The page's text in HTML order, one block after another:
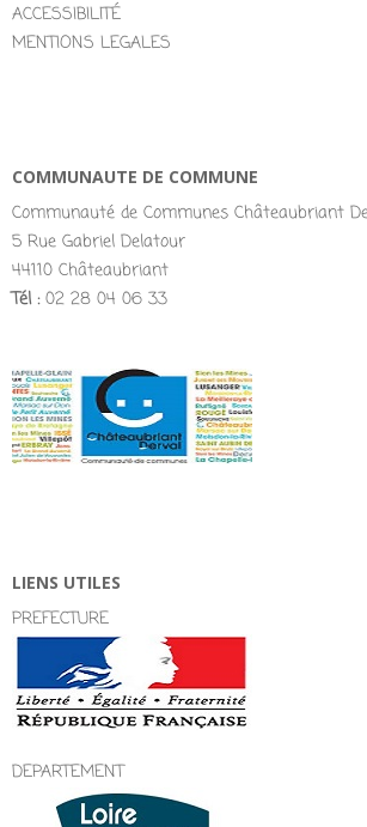
ACCESSIBILITÉ
MENTIONS LEGALES
COMMUNAUTE DE COMMUNE
Communauté de Communes Châteaubriant
5 Rue Gabriel Delatour
44110 Châteaubriant
Tél :02 28 04 06 33
LIENS UTILES
PREFECTURE
DEPARTEMENT